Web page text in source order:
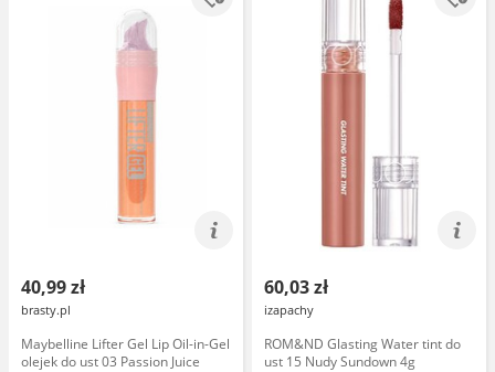
40,99 zł
brasty.pl
Maybelline Lifter Gel Lip Oil-in-Gel
olejek do ust 03 Passion Juice
60,03 zł
izapachy
ROM&ND Glasting Water tint do
ust 15 Nudy Sundown 4g